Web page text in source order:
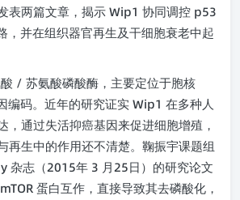
表两篇文章，揭示 Wip1 协同调控 p53
，并在组织器官再生及干细胞衰老中起
/ 苏氨酸磷酸酶，主要定位于胞核
编码。近年的研究证实 Wip1 在多种人
，通过失活抑癌基因来促进细胞增殖，
再生中的作用还不清楚。鞠振宇课题组
杂志（2015年 3 月 25 日）的研究论文
mTOR 蛋白互作，直接导致其去磷酸化，